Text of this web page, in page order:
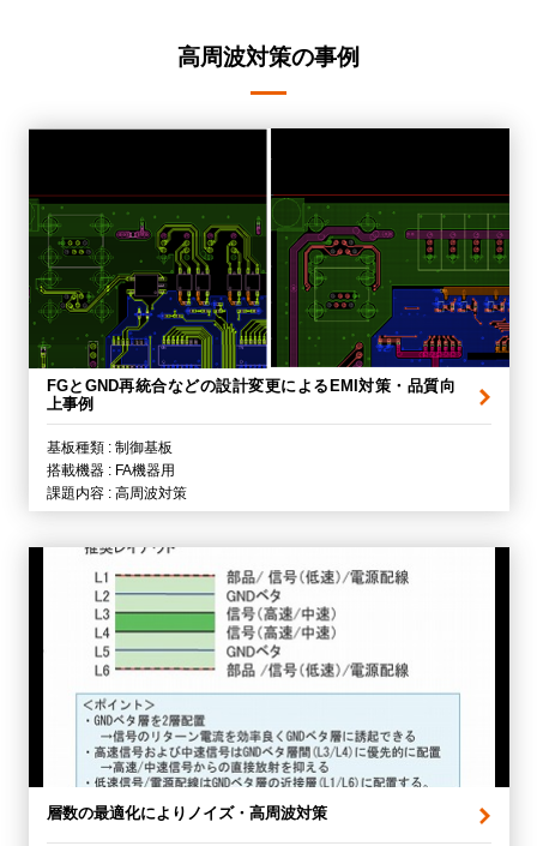
高周波対策の事例
FGとGND再統合などの設計変更によるEMI対策・品質向
上事例
基板種類 : 制御基板
搭載機器 : FA機器用
課題内容 : 高周波対策
層数の最適化によりノイズ・高周波対策